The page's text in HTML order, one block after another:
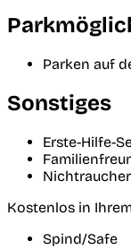
Parken auf
Sonstiges
Erste-Hilfe-
Nichtraucher
Kostenlos in
Spind/Safe